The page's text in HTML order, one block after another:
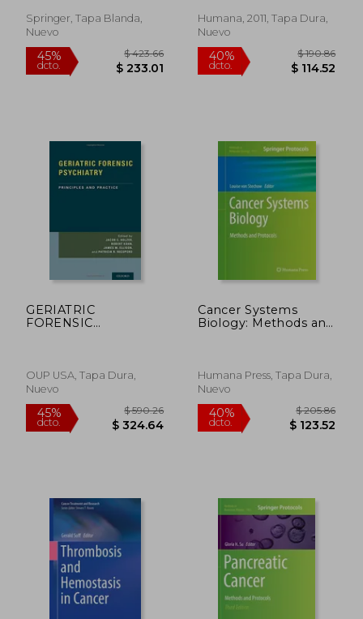
Supporting Measures
(en Inglés)
Springer, Tapa Blanda,
Nuevo
45%
dcto.
Humana, 2011, Tapa Dura,
Nuevo
40%
dcto. $
GERIATRIC
FORENSIC
OUP USA, Tapa Dura,
Nuevo
Cancer Systems
Biology: Methods and
Humana Press, Tapa Dura,
Nuevo